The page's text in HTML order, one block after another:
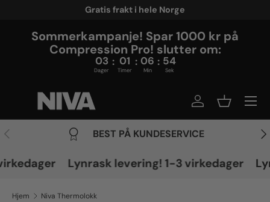
Gratis frakt i hele Norge
Sommerkampanje! Spar 1000 kr på
Compression Pro! slutter om:
03
Dager
: 01
Timer
: 06
Min
: 54
Sek
Translation
Translation missing: nb.general.slider.previous
BEST PÅ KUNDESERVICE
Lynrask levering! 1-3 virkedager
Hjem Niva Thermolokk